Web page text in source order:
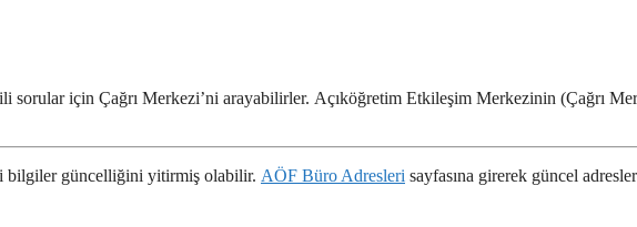
için Çağrı Merkezi’ni arayabilirler. Açıköğretim Etkileşim Merkezinin (Çağrı
bilgiler güncelliğini yitirmiş olabilir. AÖF Büro Adresleri sayfasına girerek güncel adresler